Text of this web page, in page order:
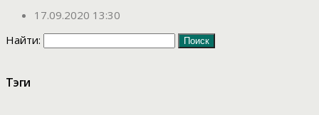
17.09.2020 13:30
Найти:
Тэги